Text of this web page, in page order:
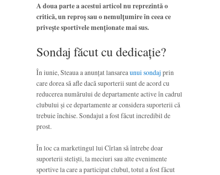
A doua parte a acestui articol nu reprezintă o
critică, un reproș sau o nemulțumire în ceea ce
privește sportivele menționate mai sus.
Sondaj făcut cu dedicație?
În iunie, Steaua a anunțat lansareaunui sondaj prin
care dorea să afle dacă suporterii sunt de acord cu
reducerea numărului de departamente active în cadrul
clubului și ce departamente ar considera suporterii că
trebuie închise. Sondajul a fost făcut incredibil de
prost.
În loc ca marketingul lui Cîrlan să întrebe doar
suporterii steliști, la meciuri sau alte evenimente
sportive la care a participat clubul, totul a fost făcut